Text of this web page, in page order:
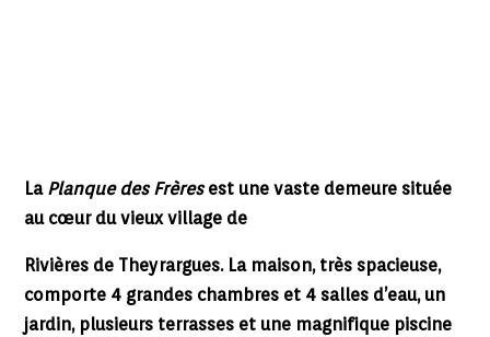
La Planque des Frèresest une vaste demeure située
au cœur du vieux village de
Rivières de Theyrargues. La maison, très spacieuse,
comporte 4 grandes chambres et 4 salles d’eau, un
jardin, plusieurs terrasses et une magnifique piscine